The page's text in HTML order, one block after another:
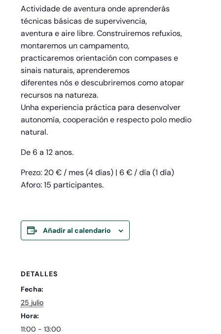
Actividade de aventura onde aprenderás
técnicas básicas de supervivencia,
aventura e aire libre. Construiremos refuxios,
montaremos un campamento,
practicaremos orientación con compases e
sinais naturais, aprenderemos
diferentes nós e descubriremos como atopar
recursos na natureza.
Unha experiencia práctica para desenvolver
autonomía, cooperación e respecto polo medio
natural.
De 6 a 12 anos.
Prezo: 20 € / mes (4 días) | 6 € / día (1 día)
Aforo: 15 participantes.
Añadir al calendario
DETALLES
Fecha:
25 julio
Hora:
11:00 - 13:00